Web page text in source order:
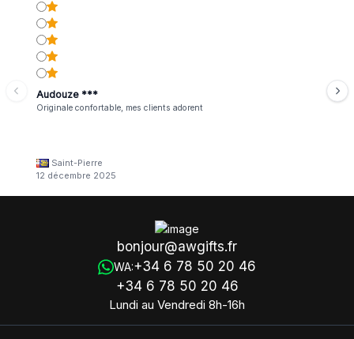
Audouze ***
Originale confortable, mes clients adorent
Saint-Pierre
12 décembre 2025
bonjour@awgifts.fr
WA:+34 6 78 50 20 46
+34 6 78 50 20 46
Lundi au Vendredi 8h-16h